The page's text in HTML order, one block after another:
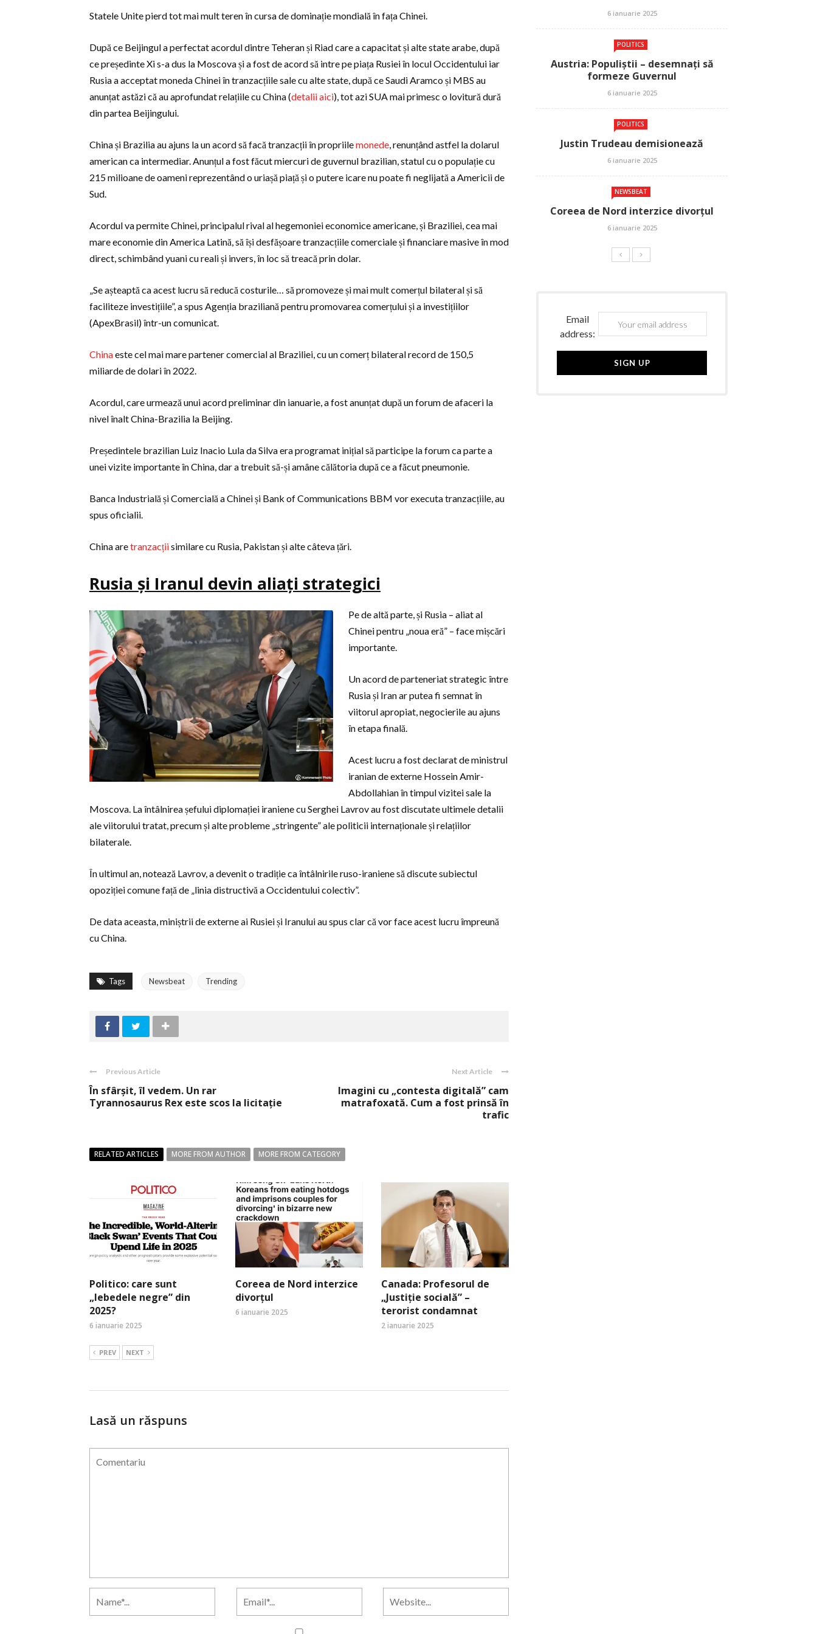
Statele Unite pierd tot mai mult teren în cursa de dominație mondială în fața Chinei.
După ce Beijingul a perfectat acordul dintre Teheran și Riad care a capacitat și alte state arabe, după
ce președinte Xi s-a dus la Moscova și a fost de acord să intre pe piața Rusiei în locul Occidentului iar
Rusia a acceptat moneda Chinei în tranzacțiile sale cu alte state, după ce Saudi Aramco și MBS au
anunțat astăzi că au aprofundat relațiile cu China (detalii aici), tot azi SUA mai primesc o lovitură dură
din partea Beijingului.
China și Brazilia au ajuns la un acord să facă tranzacții în propriilemonede, renunțând astfel la dolarul
american ca intermediar. Anunțul a fost făcut miercuri de guvernul brazilian, statul cu o populație cu
215 milioane de oameni reprezentând o uriașă piață și o putere icare nu poate fi neglijată a Americii de
Sud.
Acordul va permite Chinei, principalul rival al hegemoniei economice americane, și Braziliei, cea mai
mare economie din America Latină, să își desfășoare tranzacțiile comerciale și financiare masive în mod
direct, schimbând yuani cu reali și invers, în loc să treacă prin dolar.
„Se așteaptă ca acest lucru să reducă costurile… să promoveze și mai mult comerțul bilateral și să
faciliteze investițiile”, a spus Agenția braziliană pentru promovarea comerțului și a investițiilor
(ApexBrasil) într-un comunicat.
Chinaeste cel mai mare partener comercial al Braziliei, cu un comerț bilateral record de 150,5
miliarde de dolari în 2022.
Acordul, care urmează unui acord preliminar din ianuarie, a fost anunțat după un forum de afaceri la
nivel înalt China-Brazilia la Beijing.
Președintele brazilian Luiz Inacio Lula da Silva era programat inițial să participe la forum ca parte a
unei vizite importante în China, dar a trebuit să-și amâne călătoria după ce a făcut pneumonie.
Banca Industrială și Comercială a Chinei și Bank of Communications BBM vor executa tranzacțiile, au
spus oficialii.
China aretranzacțiisimilare cu Rusia, Pakistan și alte câteva țări.
Rusia și Iranul devin aliați strategici
Pe de altă parte, și Rusia – aliat al
Chinei pentru „noua eră” – face mișcări
importante.
Un acord de parteneriat strategic între
Rusia și Iran ar putea fi semnat în
viitorul apropiat, negocierile au ajuns
în etapa finală.
Acest lucru a fost declarat de ministrul
iranian de externe Hossein Amir-
Abdollahian în timpul vizitei sale la
Moscova. La întâlnirea șefului diplomației iraniene cu Serghei Lavrov au fost discutate ultimele detalii
ale viitorului tratat, precum și alte probleme „stringente” ale politicii internaționale și relațiilor
bilaterale.
În ultimul an, notează Lavrov, a devenit o tradiție ca întâlnirile ruso-iraniene să discute subiectul
opoziției comune față de „linia distructivă a Occidentului colectiv”.
De data aceasta, miniștrii de externe ai Rusiei și Iranului au spus clar că vor face acest lucru împreună
cu China.
Tags Newsbeat Trending
Previous Article
În sfârșit, îl vedem. Un rar
Tyrannosaurus Rex este scos la licitație
Next Article
Imagini cu „contesta digitală” cam
matrafoxată. Cum a fost prinsă în
trafic
RELATED ARTICLES MORE FROM AUTHOR MORE FROM CATEGORY
Politico: care sunt
„lebedele negre” din
2025?
6 ianuarie 2025
Coreea de Nord interzice
divorțul
6 ianuarie 2025
Canada: Profesorul de
„Justiție socială” –
terorist condamnat
2 ianuarie 2025
PREV NEXT
Lasă un răspuns
6 ianuarie 2025
POLITICS
Austria: Populiștii – desemnați să
formeze Guvernul
6 ianuarie 2025
POLITICS
Justin Trudeau demisionează
6 ianuarie 2025
NEWSBEAT
Coreea de Nord interzice divorțul
6 ianuarie 2025
Email
address: